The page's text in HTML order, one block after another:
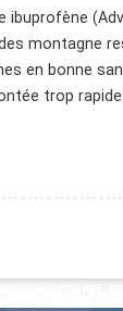
ibuprofène
montagne
en bonne
trop